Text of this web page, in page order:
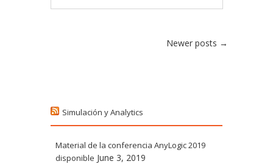
Post navigationNewer posts →
Simulación y Analytics
Material de la conferencia AnyLogic 2019
disponible June 3, 2019